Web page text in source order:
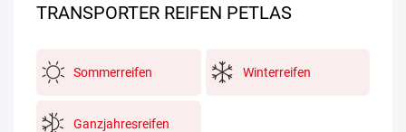
TRANSPORTER REIFEN PETLAS
Sommerreifen Winterreifen
Ganzjahresreifen